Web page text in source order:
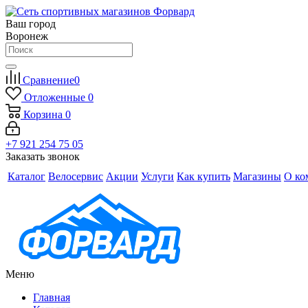
Ваш город
Воронеж
Сравнение0
Отложенные 0
Корзина 0
+7 921 254 75 05
Заказать звонок
Каталог Велосервис Акции Услуги Как купить Магазины О
Меню
Главная